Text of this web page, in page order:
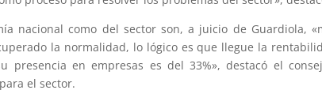
nacional como del sector son, a juicio de Guardiola,
la normalidad, lo lógico es que llegue la
en empresas es del 33%», destacó el
el sector.